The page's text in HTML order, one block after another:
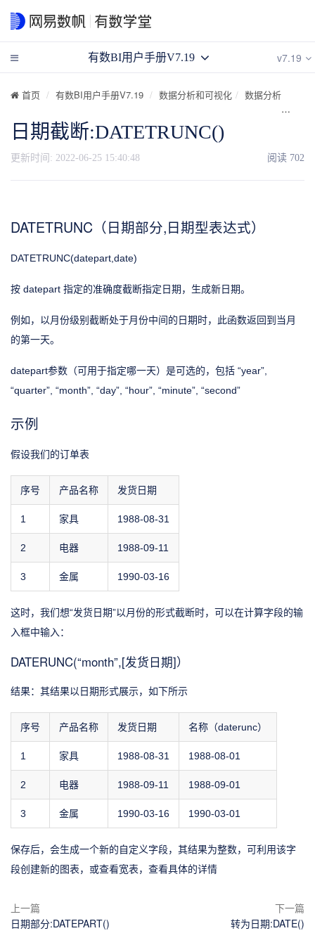
首页 有数BI用户手册V7.19 数据分析和可视化 数据分析
日期截断:DATETRUNC()
更新时间: 2022-06-25 15:40:48 阅读 702
DATETRUNC（日期部分,日期型表达式）
DATETRUNC(datepart,date)
按 datepart 指定的准确度截断指定日期，生成新日期。
例如，以月份级别截断处于月份中间的日期时，此函数返回到当月
的第一天。
datepart参数（可用于指定哪一天）是可选的，包括 “year”,
“quarter”, “month”, “day”, “hour”, “minute”, “second”
示例
假设我们的订单表
序号 产品名称 发货日期
1 家具 1988-08-31
2 电器 1988-09-11
3 金属 1990-03-16
这时，我们想“发货日期”以月份的形式截断时，可以在计算字段的输
入框中输入：
DATERUNC(“month”,[发货日期]）
结果：其结果以日期形式展示，如下所示
序号 产品名称 发货日期 名称（daterunc）
1 家具 1988-08-31 1988-08-01
2 电器 1988-09-11 1988-09-01
3 金属 1990-03-16 1990-03-01
保存后，会生成一个新的自定义字段，其结果为整数，可利用该字
段创建新的图表，或查看宽表，查看具体的详情
上一篇
日期部分:DATEPART()
下一篇
转为日期:DATE()
有数BI用户手册V7.19 v7.19